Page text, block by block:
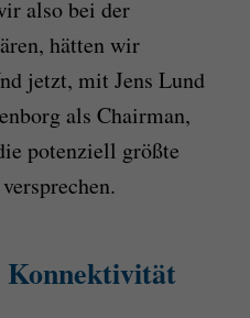
also bei der
hätten wir
jetzt, mit Jens Lund
als Chairman,
potenziell größte
Konnektivität